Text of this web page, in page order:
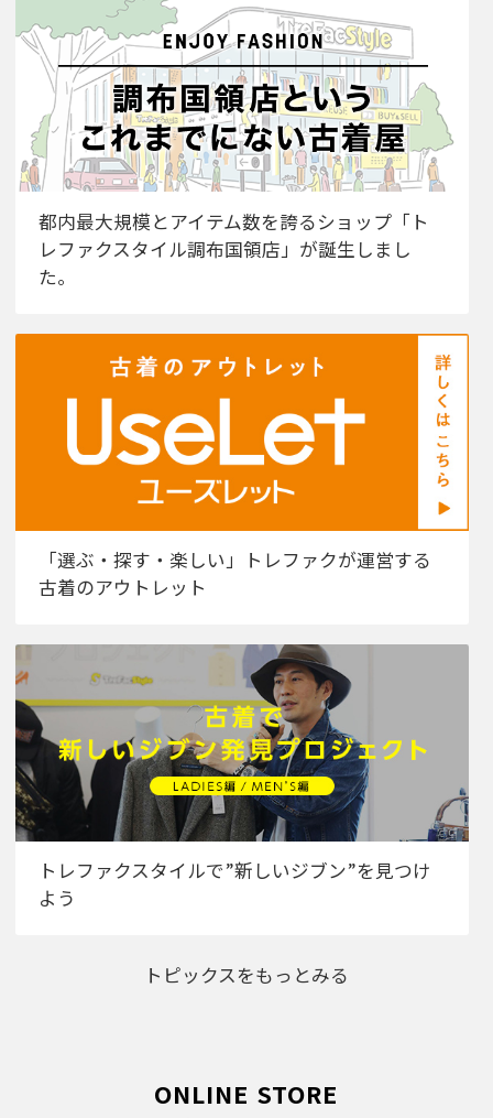
都内最大規模とアイテム数を誇るショップ「ト
レファクスタイル調布国領店」が誕生しまし
た。
「選ぶ・探す・楽しい」トレファクが運営する
古着のアウトレット
トレファクスタイルで”新しいジブン”を見つけ
よう
トピックスをもっとみる
ONLINE STORE